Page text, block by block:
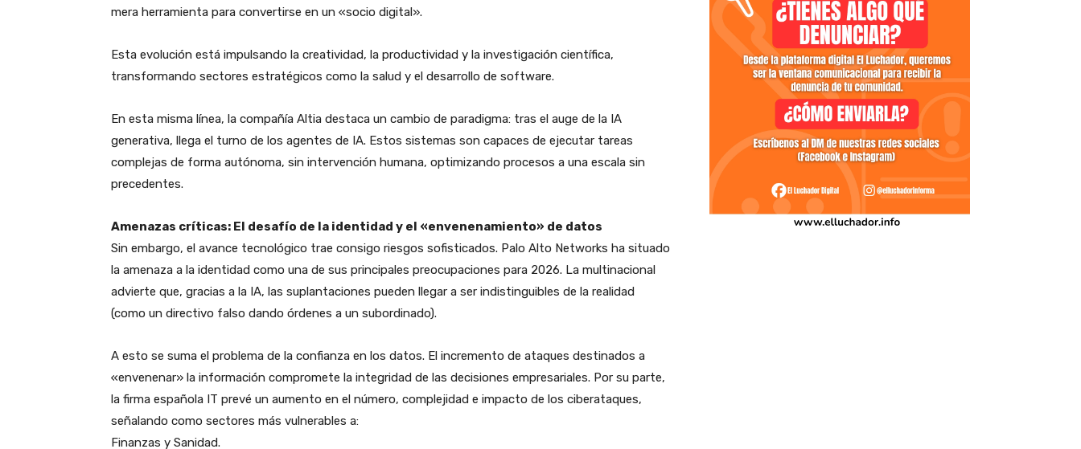
mera herramienta para convertirse en un «socio digital».
Esta evolución está impulsando la creatividad, la productividad y la investigación científica,
transformando sectores estratégicos como la salud y el desarrollo de software.
​En esta misma línea, la compañía Altia destaca un cambio de paradigma: tras el auge de la IA
generativa, llega el turno de los agentes de IA. Estos sistemas son capaces de ejecutar tareas
complejas de forma autónoma, sin intervención humana, optimizando procesos a una escala sin
precedentes.
​Amenazas críticas: El desafío de la identidad y el «envenenamiento» de datos
​Sin embargo, el avance tecnológico trae consigo riesgos sofisticados. Palo Alto Networks ha situado
la amenaza a la identidad como una de sus principales preocupaciones para 2026. La multinacional
advierte que, gracias a la IA, las suplantaciones pueden llegar a ser indistinguibles de la realidad
(como un directivo falso dando órdenes a un subordinado).
​A esto se suma el problema de la confianza en los datos. El incremento de ataques destinados a
«envenenar» la información compromete la integridad de las decisiones empresariales. Por su parte,
la firma española IT prevé un aumento en el número, complejidad e impacto de los ciberataques,
señalando como sectores más vulnerables a:
​Finanzas y Sanidad.